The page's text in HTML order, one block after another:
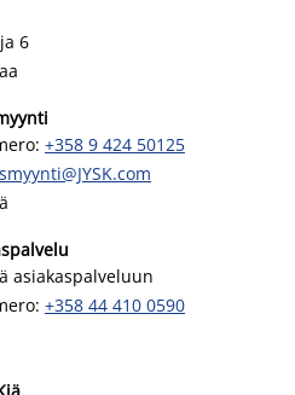
6
+358 9 424 50125
asiakaspalveluun
+358 44 410 0590